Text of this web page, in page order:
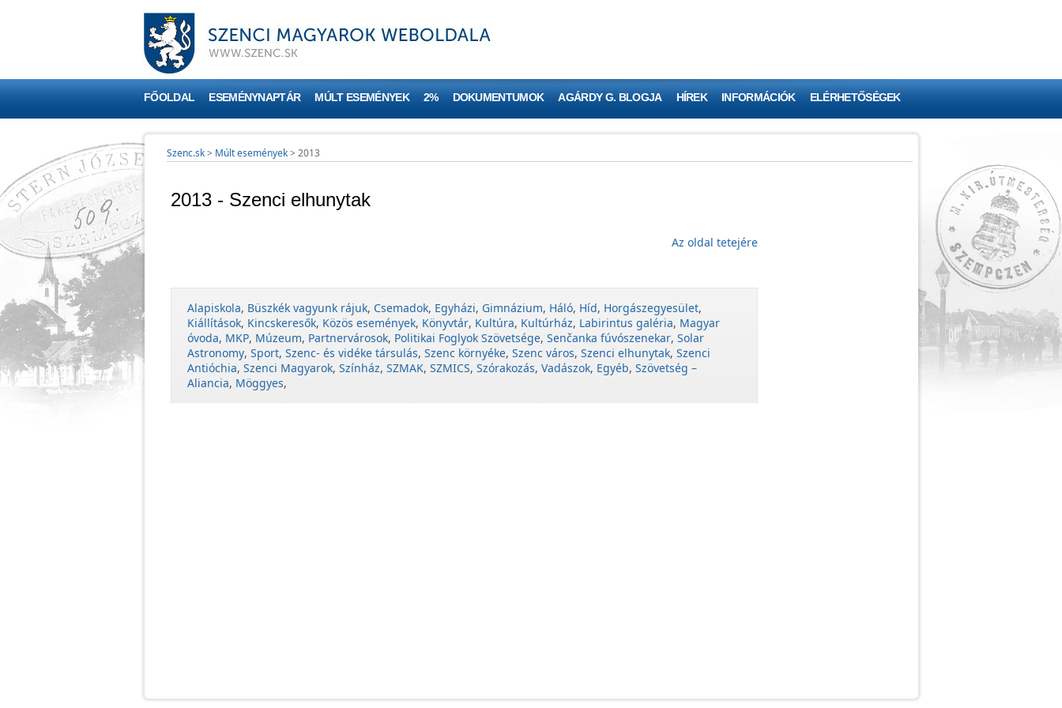
FŐOLDAL ESEMÉNYNAPTÁR MÚLT ESEMÉNYEK 2% DOKUMENTUMOK AGÁRDY G. BLOGJA HÍREK INFORMÁCIÓK ELÉRHETŐSÉGEK
Szenc.sk> Múlt események> 2013
2013 - Szenci elhunytak
Az oldal tetejére
Alapiskola, Büszkék vagyunk rájuk, Csemadok, Egyházi, Gimnázium, Háló, Híd, Horgászegyesület,
Kiállítások, Kincskeresők, Közös események, Könyvtár, Kultúra, Kultúrház, Labirintus galéria, Magyar
óvoda, MKP, Múzeum, Partnervárosok, Politikai Foglyok Szövetsége, Senčanka fúvószenekar, Solar
Astronomy, Sport, Szenc- és vidéke társulás, Szenc környéke, Szenc város, Szenci elhunytak, Szenci
Antióchia, Szenci Magyarok, Színház, SZMAK, SZMICS, Szórakozás, Vadászok, Egyéb, Szövetség –
Aliancia, Möggyes,